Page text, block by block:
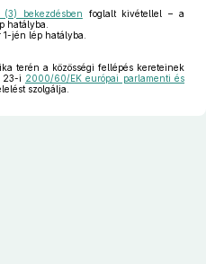
bekezdésben foglalt kivétellel – a
hatályba.
1-jén lép hatályba.
terén a közösségi fellépés kereteinek
23-i 2000/60/EK európai parlamenti és
szolgálja.